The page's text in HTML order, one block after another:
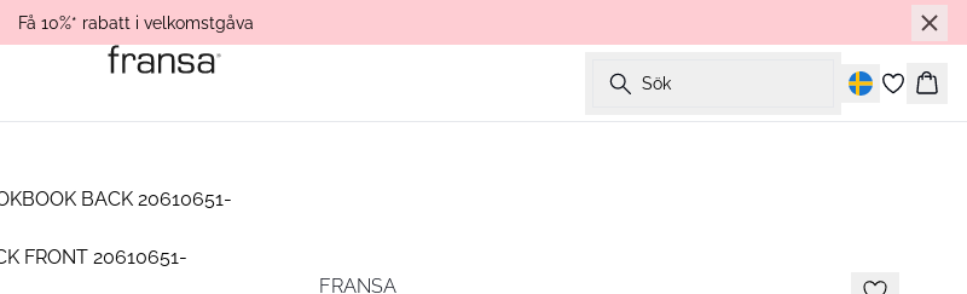
Få 10%* rabatt i velkomstgåva
Sök
Korg
FRANSA